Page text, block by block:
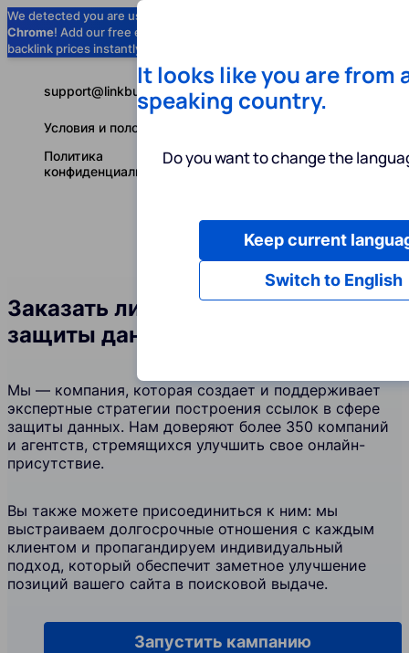
We detected you are using
Chrome! Add our free extension to check
backlink prices instantly as you browse.
Услуги
Русский
support@linkbuilder.com
Условия и положения
Политика
конфиденциальности
Заказать линкбилдинг в сфере
защиты данных
Мы — компания, которая создает и поддерживает
экспертные стратегии построения ссылок в сфере
защиты данных. Нам доверяют более 350 компаний
и агентств, стремящихся улучшить свое онлайн-
присутствие.
Вы также можете присоединиться к ним: мы
выстраиваем долгосрочные отношения с каждым
клиентом и пропагандируем индивидуальный
подход, который обеспечит заметное улучшение
позиций вашего сайта в поисковой выдаче.
Запустить кампанию
It looks like you are from
speaking country.
Do you want to change the
Switch to English
Keep current